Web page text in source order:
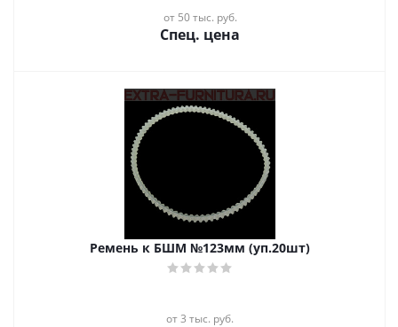
от 50 тыс. руб.
Спец. цена
Ремень к БШМ №123мм (уп.20шт)
от 3 тыс. руб.